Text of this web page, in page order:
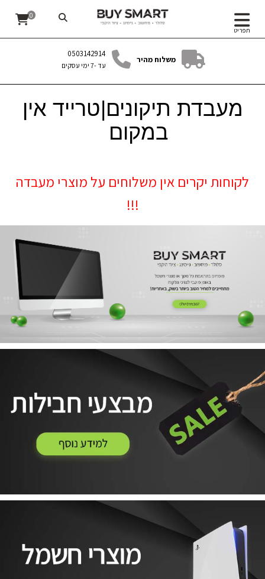
תפריט
0
משלוח מהיר
0503142914
עד -7 ימי עסקים
מעבדת תיקונים|טרייד אין
במקום
לקוחות יקרים אין משלוחים על מוצרי מעבדה
!!!